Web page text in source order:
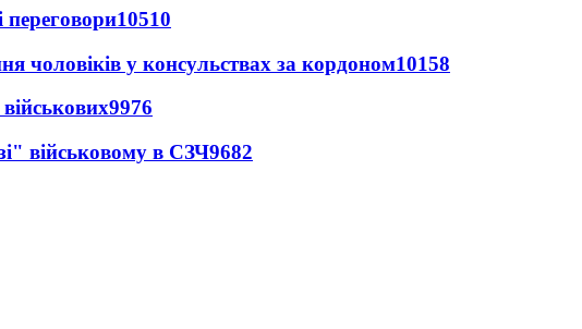
переговори10510
чоловіків у консульствах за кордоном10158
9976
військовому в СЗЧ9682